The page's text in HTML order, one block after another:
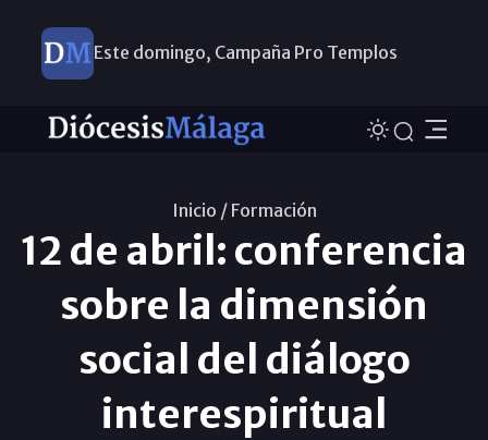
Este domingo, Campaña Pro Templos
Inicio / Formación
12 de abril: conferencia
sobre la dimensión
social del diálogo
interespiritual